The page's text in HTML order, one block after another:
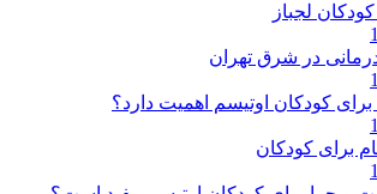
لجباز
درمانی در شرق تهران
کودکان اوتیسم اهمیت دارد؟
برای کودکان